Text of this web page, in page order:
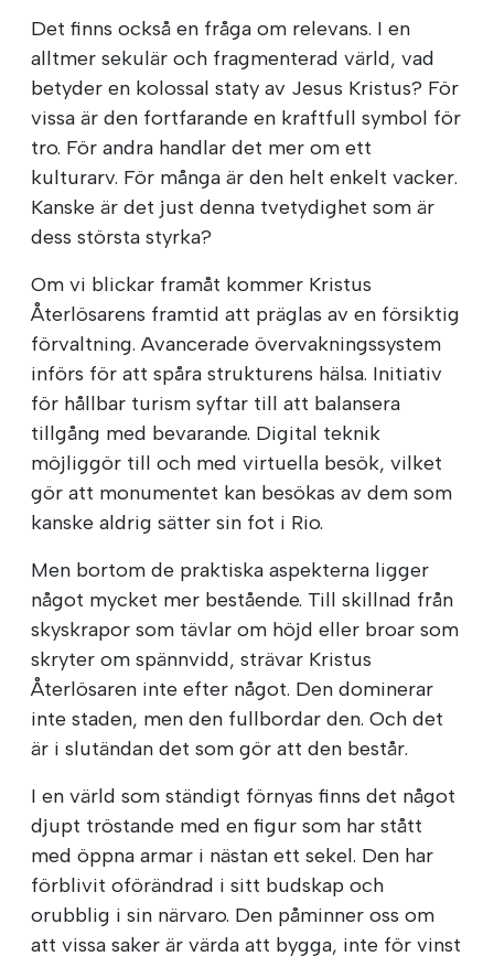
Det finns också en fråga om relevans. I en
alltmer sekulär och fragmenterad värld, vad
betyder en kolossal staty av Jesus Kristus? För
vissa är den fortfarande en kraftfull symbol för
tro. För andra handlar det mer om ett
kulturarv. För många är den helt enkelt vacker.
Kanske är det just denna tvetydighet som är
dess största styrka?
Om vi blickar framåt kommer Kristus
Återlösarens framtid att präglas av en försiktig
förvaltning. Avancerade övervakningssystem
införs för att spåra strukturens hälsa. Initiativ
för hållbar turism syftar till att balansera
tillgång med bevarande. Digital teknik
möjliggör till och med virtuella besök, vilket
gör att monumentet kan besökas av dem som
kanske aldrig sätter sin fot i Rio.
Men bortom de praktiska aspekterna ligger
något mycket mer bestående. Till skillnad från
skyskrapor som tävlar om höjd eller broar som
skryter om spännvidd, strävar Kristus
Återlösaren inte efter något. Den dominerar
inte staden, men den fullbordar den. Och det
är i slutändan det som gör att den består.
I en värld som ständigt förnyas finns det något
djupt tröstande med en figur som har stått
med öppna armar i nästan ett sekel. Den har
förblivit oförändrad i sitt budskap och
orubblig i sin närvaro. Den påminner oss om
att vissa saker är värda att bygga, inte för vinst